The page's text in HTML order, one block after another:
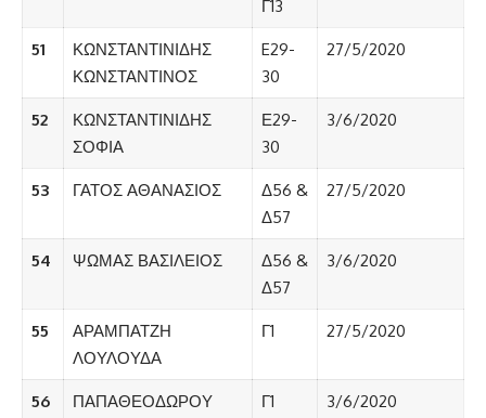
Γ13
51
ΚΩΝΣΤΑΝΤΙΝΙΔΗΣ
ΚΩΝΣΤΑΝΤΙΝΟΣ
E29-
30
27/5/2020
52
ΚΩΝΣΤΑΝΤΙΝΙΔΗΣ
ΣΟΦΙΑ
Ε29-
30
3/6/2020
53 ΓΑΤΟΣ ΑΘΑΝΑΣΙΟΣ
Δ56 &
Δ57
27/5/2020
54 ΨΩΜΑΣ ΒΑΣΙΛΕΙΟΣ
Δ56 &
Δ57
3/6/2020
55
ΑΡΑΜΠΑΤΖΗ
ΛΟΥΛΟΥΔΑ
Γ1 27/5/2020
56
ΠΑΠΑΘΕΟΔΩΡΟΥ
Γ1 3/6/2020